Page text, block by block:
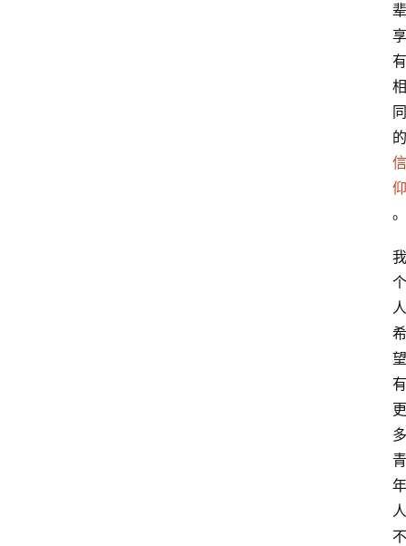
辈
享
有
相
同
的
信
仰
。
我
个
人
希
望
有
更
多
青
年
人
不